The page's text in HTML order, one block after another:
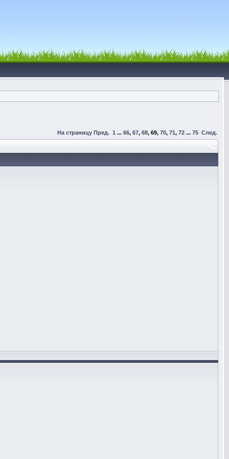
На страницу Пред. 1 ... 66, 67, 68, 69, 70, 71, 72 ... 75 След.